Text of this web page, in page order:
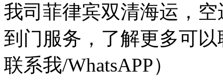
我司菲律宾双清海运，
到门服务，了解更多可以
联系我/WhatsAPP）